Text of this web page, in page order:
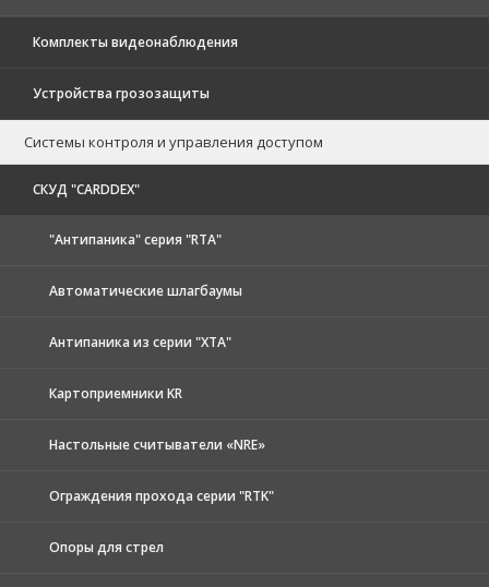
Комплекты видеонаблюдения
Устройства грозозащиты
Системы контроля и управления доступом
CКУД "CARDDEX"
"Антипаника" серия "RTA"
Автоматические шлагбаумы
Антипаника из серии "XTA"
Картоприемники KR
Настольные считыватели «NRE»
Ограждения прохода серии "RTK"
Опоры для стрел